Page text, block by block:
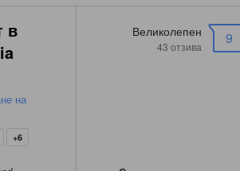
в
на
+6
9
Великолепен
43 отзива